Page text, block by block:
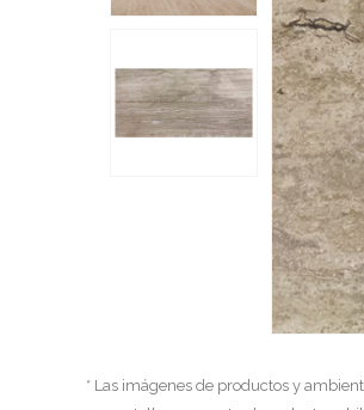
* Las imágenes de productos y